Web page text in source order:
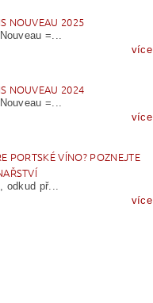
NOUVEAU 2025
=...
více
NOUVEAU 2024
=...
více
PORTSKÉ VÍNO? POZNEJTE
odkud př...
více